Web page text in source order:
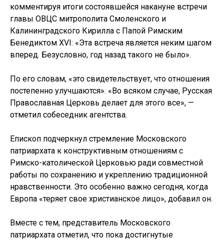
комментируя итоги состоявшейся накануне встречи
главы ОВЦС митрополита Смоленского и
Калининградского Кирилла с Папой Римским
Бенедиктом XVI: «Эта встреча является неким шагом
вперед. Безусловно, год назад такого не было».
По его словам, «это свидетельствует, что отношения
постепенно улучшаются». «Во всяком случае, Русская
Православная Церковь делает для этого все», —
отметил собеседник агентства.
Епископ подчеркнул стремление Московского
патриархата к конструктивным отношениям с
Римско-католической Церковью ради совместной
работы по сохранению и укреплению традиционной
нравственности. Это особенно важно сегодня, когда
Европа «теряет свое христианское лицо», добавил он.
Вместе с тем, представитель Московского
патриархата отметил, что пока достигнутые